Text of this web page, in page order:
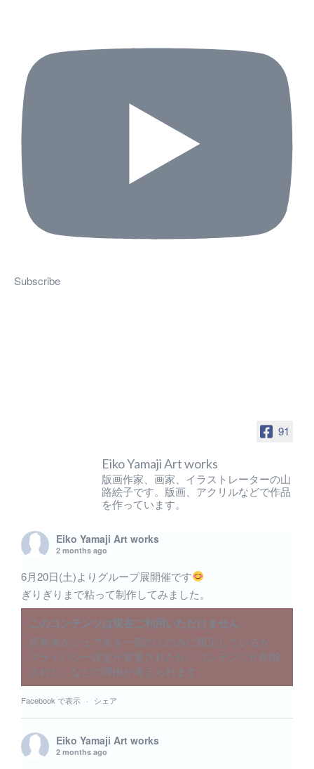
Subscribe
91
Eiko Yamaji Art works
版画作家、画家、イラストレーターの山
路絵子です。版画、アクリルなどで作品
を作っています。
Eiko Yamaji Art works
2 months ago
6月20日(土)よりグループ展開催です
ぎりぎりまで粘って制作してみました。
このコンテンツは現在ご利用いただけません
所有者がシェア先を一部の人のみに限定しているか、
プライバシー設定が変更されたか、コンテンツが削除
された、などの理由が考えられます。
Facebook で表示 · シェア
Eiko Yamaji Art works
2 months ago